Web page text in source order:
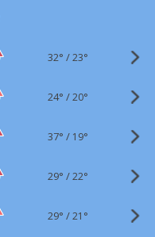
32° /23°
24° /20°
37° / 19°
29° /22°
29° /21°